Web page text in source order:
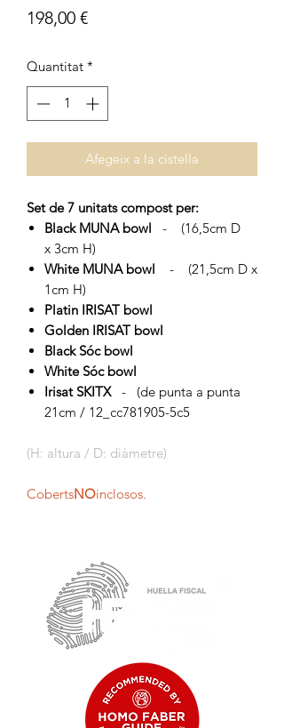
198,00 €Price
Quantitat *
Afegeix a la cistella
Set de 7 unitats compost per:
Black MUNA bowl
- (16,5cm D
x 3cm H)
White MUNA bowl - (21,5cm D x
1cm H)
Platin IRISAT bowl
Golden IRISAT bowl
Black Sóc bowl
White Sóc bowl
Irisat SKITX - (de punta a punta
21cm / 12_cc781905-5c5
(H: altura / D: diàmetre)
CobertsNOinclosos.